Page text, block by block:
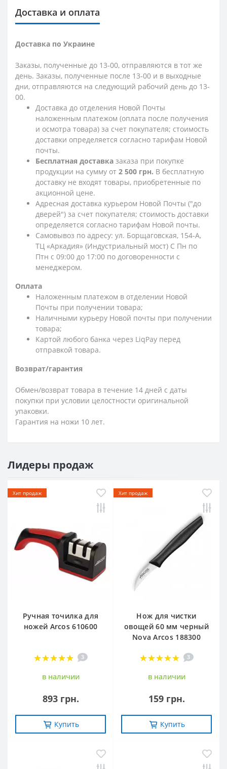
Доставка и оплата
Доставка по Украине
Заказы, полученные до 13-00, отправляются в тот же
день. Заказы, полученные после 13-00 и в выходные
дни, отправляются на следующий рабочий день до 13-
00.
Доставка до отделения Новой Почты
наложенным платежом (оплата после получения
и осмотра товара) за счет покупателя; стоимость
доставки определяется согласно тарифам Новой
почты.
Бесплатная доставка заказа при покупке
продукции на сумму от 2 500 грн. В бесплатную
доставку не входят товары, приобретенные по
акционной цене.
Адресная доставка курьером Новой Почты ("до
дверей") за счет покупателя; стоимость доставки
определяется согласно тарифам Новой почты.
Самовывоз по адресу: ул. Борщаговская, 154-А,
ТЦ «Аркадия» (Индустриальный мост) С Пн по
Птн с 09:00 до 17:00 по договоренности с
менеджером.
Оплата
Наложенным платежом в отделении Новой
Почты при получении товара;
Наличными курьеру Новой почты при получении
товара;
Картой любого банка через LiqPay перед
отправкой товара.
Возврат/гарантия
Обмен/возврат товара в течение 14 дней с даты
покупки при условии целостности оригинальной
упаковки.
Гарантия на ножи 10 лет.
Лидеры продаж
Хит продаж
Ручная точилка для
ножей Arcos 610600
3
в наличии
893 грн.
Купить
Хит продаж
Нож для чистки
овощей 60 мм черный
Nova Arcos 188300
3
в наличии
159 грн.
Купить